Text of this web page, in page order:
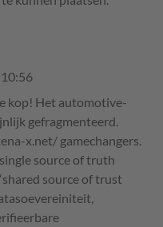
kop! Het automotive-
gefragmenteerd.
x.net/ gamechangers.
source of truth
source of trust